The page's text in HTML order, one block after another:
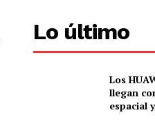
Lo último
Los
llegan
espacial